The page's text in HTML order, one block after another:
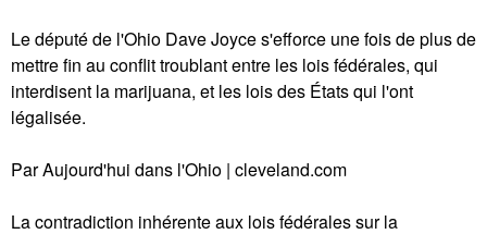
Le député de l'Ohio Dave Joyce s'efforce une fois de plus de
mettre fin au conflit troublant entre les lois fédérales, qui
interdisent la marijuana, et les lois des États qui l'ont
légalisée.
Par Aujourd'hui dans l'Ohio | cleveland.com
La contradiction inhérente aux lois fédérales sur la